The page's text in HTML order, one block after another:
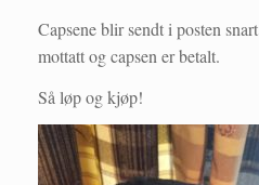
Capsene blir sendt i posten
mottatt og capsen er betalt.
Så løp og kjøp!